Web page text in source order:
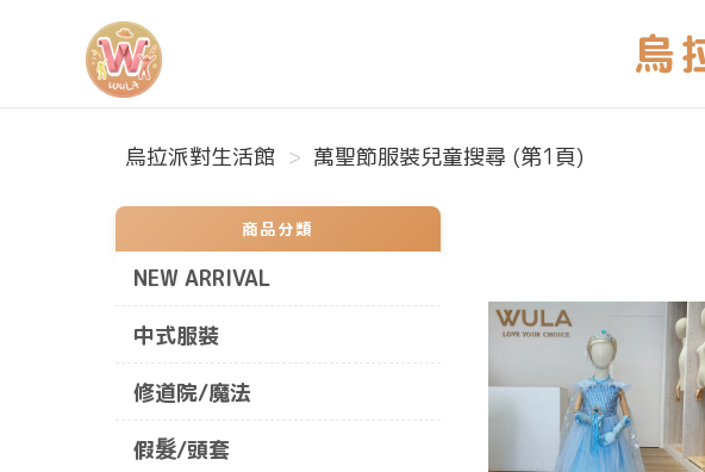
烏拉派對生活館
烏拉派對生活館 萬聖節服裝兒童搜尋 (第1頁)
商品分類
NEW ARRIVAL
中式服裝
修道院/魔法
假髮/頭套